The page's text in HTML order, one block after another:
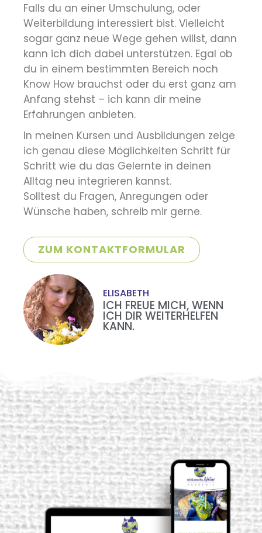
Falls du an einer Umschulung, oder
Weiterbildung interessiert bist. Vielleicht
sogar ganz neue Wege gehen willst, dann
kann ich dich dabei unterstützen. Egal ob
du in einem bestimmten Bereich noch
Know How brauchst oder du erst ganz am
Anfang stehst – ich kann dir meine
Erfahrungen anbieten.
In meinen Kursen und Ausbildungen zeige
ich genau diese Möglichkeiten Schritt für
Schritt wie du das Gelernte in deinen
Alltag neu integrieren kannst.
Solltest du Fragen, Anregungen oder
Wünsche haben, schreib mir gerne.
ZUM KONTAKTFORMULAR
ELISABETH
ICH FREUE MICH, WENN
ICH DIR WEITERHELFEN
KANN.